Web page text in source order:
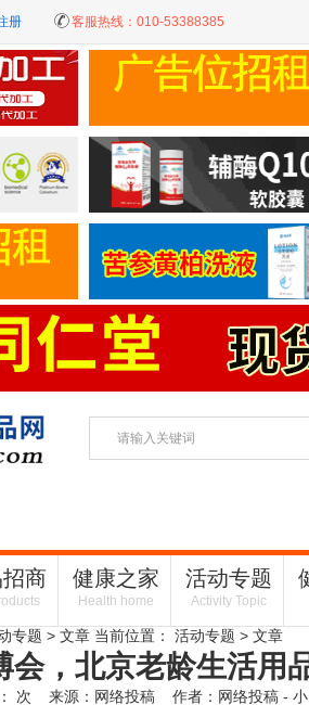
册 客服热线： 010-53388385
商 健康之家
Health home
活动专题
Activity Topic
专题 > 文章 当前位置： 活动专题 > 文章
会，北京老龄生活用
次 来源：网络投稿 作者：网络投稿 - 小